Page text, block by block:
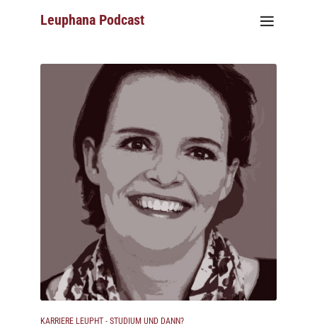
Leuphana Podcast
KARRIERE LEUPHT - STUDIUM UND DANN?